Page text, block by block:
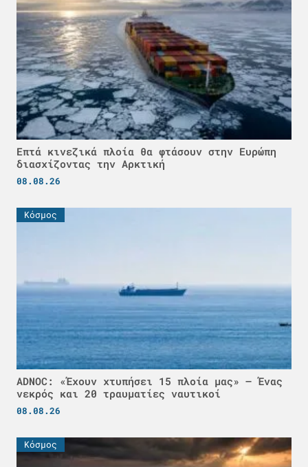
Επτά κινεζικά πλοία θα φτάσουν στην Ευρώπη
διασχίζοντας την Αρκτική
08.08.26
Κόσμος
ADNOC: «Έχουν χτυπήσει 15 πλοία μας» – Ένας
νεκρός και 20 τραυματίες ναυτικοί
08.08.26
Κόσμος